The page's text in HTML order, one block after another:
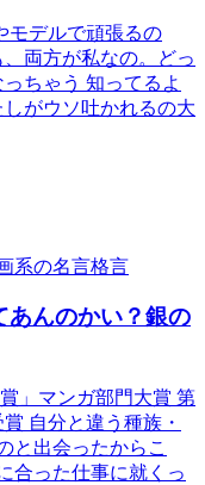
モデルで頑張るの
両方が私なの。どっ
ちゃう 知ってるよ
がウソ吐かれるの大
系の名言格言
あんのかい？銀の
」マンガ部門大賞 第
自分と違う種族・
と出会ったからこ
合った仕事に就くっ